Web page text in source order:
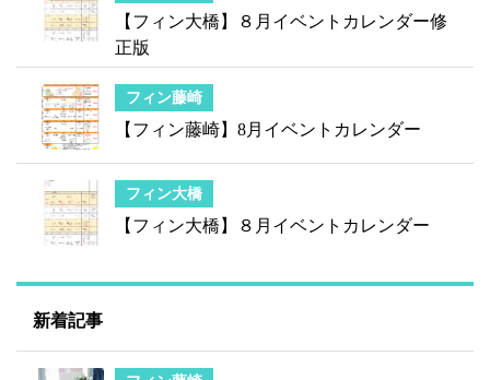
【フィン大橋】８月イベントカレンダー修
正版
フィン藤崎
【フィン藤崎】8月イベントカレンダー
フィン大橋
【フィン大橋】８月イベントカレンダー
新着記事